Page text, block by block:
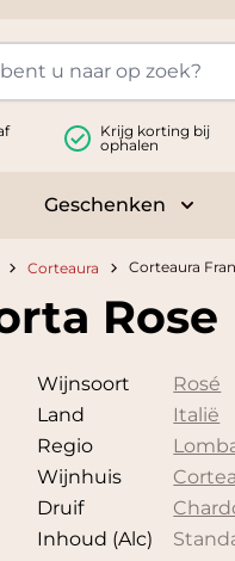
Krijg korting bij
ophalen
submenu for Wijnen
Geschenken
Corteaura Corteaura
Wijnsoort
Rosé
Land
Italië
Regio
Wijnhuis
Druif
Inhoud (Alc)